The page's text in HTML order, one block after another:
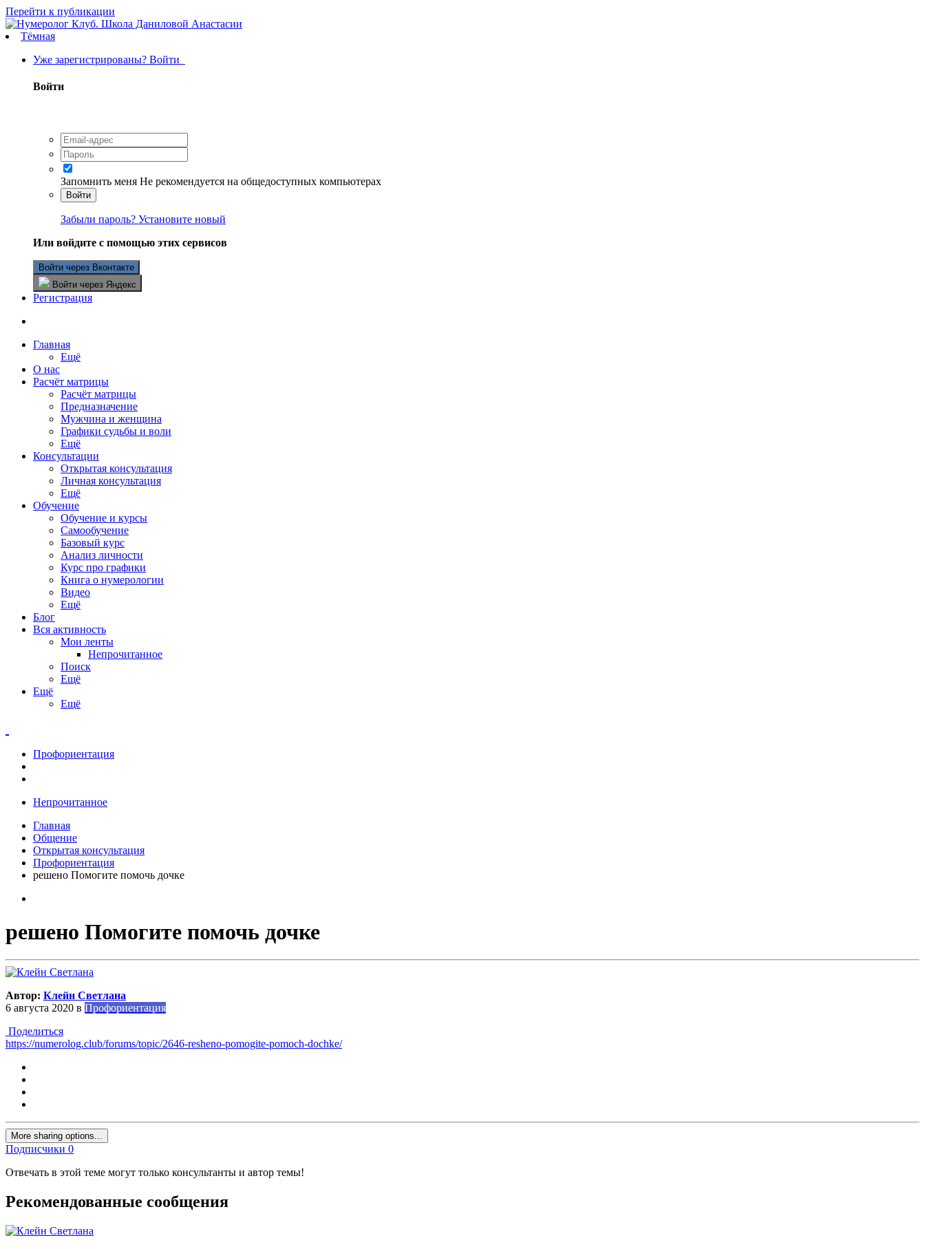
Перейти к публикации
Тёмная
Уже зарегистрированы? Войти
Войти
Запомнить меня Не рекомендуется на общедоступных компьютерах
Войти
Забыли пароль? Установите новый
Или войдите с помощью этих сервисов
Войти через Вконтакте
Войти через Яндекс
Регистрация
Главная
Ещё
О нас
Расчёт матрицы
Расчёт матрицы
Предназначение
Мужчина и женщина
Графики судьбы и воли
Ещё
Консультации
Открытая консультация
Личная консультация
Ещё
Обучение
Обучение и курсы
Самообучение
Базовый курс
Анализ личности
Курс про графики
Книга о нумерологии
Видео
Ещё
Блог
Вся активность
Мои ленты
Непрочитанное
Поиск
Ещё
Ещё
Ещё
Профориентация
Непрочитанное
Главная
Общение
Открытая консультация
Профориентация
решено Помогите помочь дочке
решено Помогите помочь дочке
Автор: Клейн Светлана
6 августа 2020 в Профориентация
Поделиться
https://numerolog.club/forums/topic/2646-resheno-pomogite-pomoch-dochke/
More sharing options...
Подписчики 0
Отвечать в этой теме могут только консультанты и автор темы!
Рекомендованные сообщения